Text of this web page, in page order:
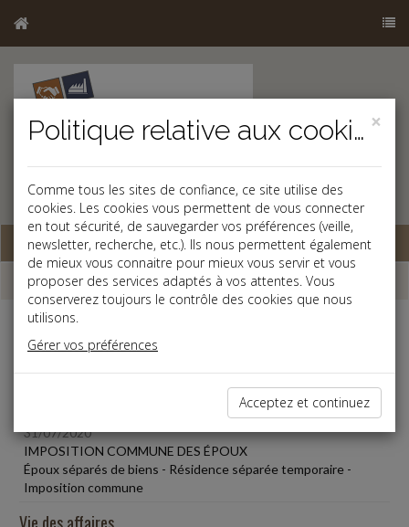
Base documentaire
Dépêches
Liste des dernières dépêches
31/07/2020
IMPOSITION COMMUNE DES ÉPOUX
Époux séparés de biens - Résidence séparée temporaire -
Imposition commune
×
Politique relative aux cookies
Comme tous les sites de confiance, ce site utilise des
cookies. Les cookies vous permettent de vous connecter
en tout sécurité, de sauvegarder vos préférences (veille,
newsletter, recherche, etc.). Ils nous permettent également
de mieux vous connaitre pour mieux vous servir et vous
proposer des services adaptés à vos attentes. Vous
conserverez toujours le contrôle des cookies que nous
utilisons.
Gérer vos préférences
Acceptez et continuez